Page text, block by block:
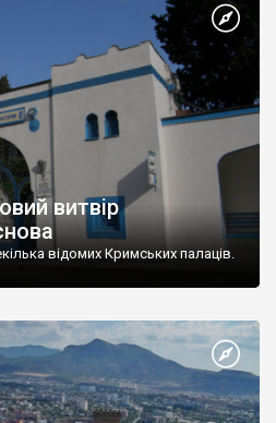
витвір
відомих Кримських палаців.